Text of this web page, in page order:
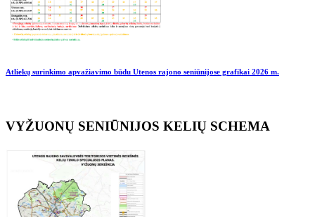
Atliekų surinkimo apvažiavimo būdu Utenos rajono seniūnijose grafikai 2026 m.
VYŽUONŲ SENIŪNIJOS KELIŲ SCHEMA